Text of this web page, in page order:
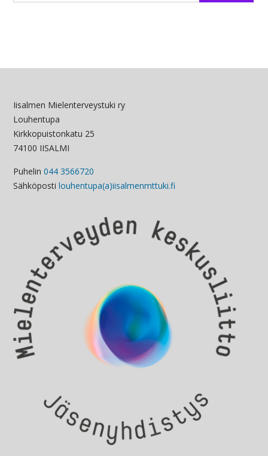
Iisalmen Mielenterveystuki ry
Louhentupa
Kirkkopuistonkatu 25
74100 IISALMI
Puhelin 044 3566720
Sähköposti louhentupa(a)iisalmenmttuki.fi